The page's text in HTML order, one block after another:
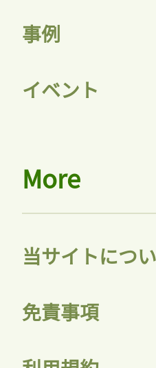
記
事例
イベント
More
当サイトにつ
免責事項